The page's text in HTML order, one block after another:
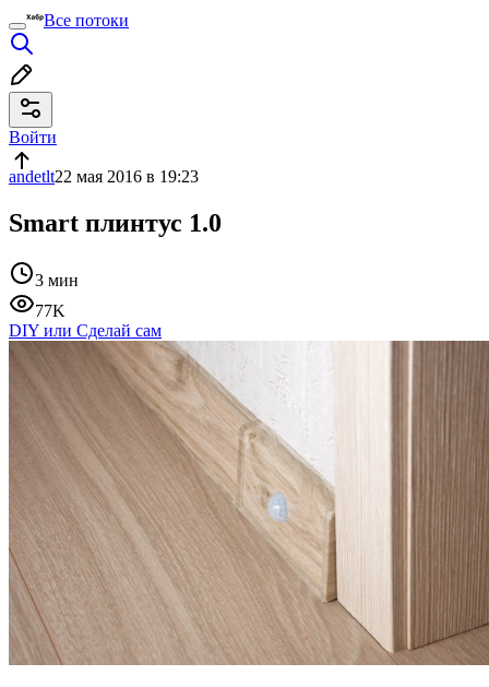
Все потоки
Войти
andetlt22 мая 2016 в 19:23
Smart плинтус 1.0
3 мин
77K
DIY или Сделай сам